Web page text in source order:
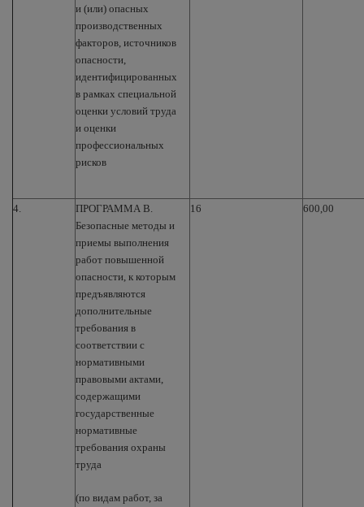
и (или) опасных
производственных
факторов, источников
опасности,
идентифицированных
в рамках специальной
оценки условий труда
и оценки
профессиональных
рисков
4.
ПРОГРАММА В.
Безопасные методы и
приемы выполнения
работ повышенной
опасности, к которым
предъявляются
дополнительные
требования в
соответствии с
нормативными
правовыми актами,
содержащими
государственные
нормативные
требования охраны
труда
(по видам работ, за
16 600,00